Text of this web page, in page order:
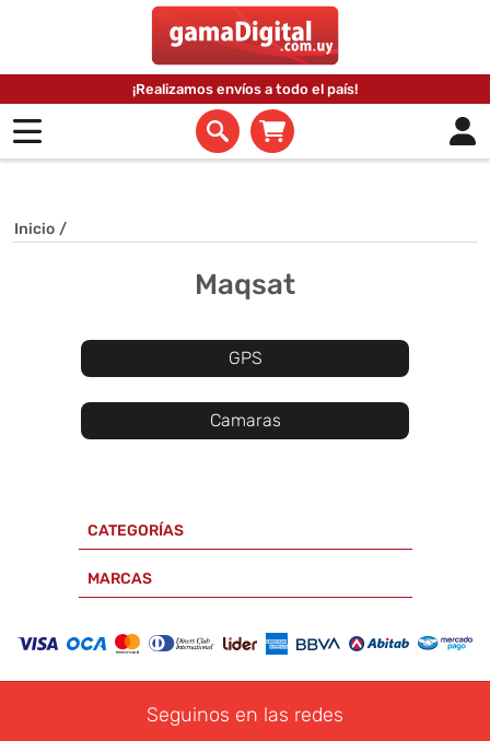
¡Realizamos envíos a todo el país!
Inicio /
Maqsat
GPS
Camaras
CATEGORÍAS
MARCAS
Seguinos en las redes